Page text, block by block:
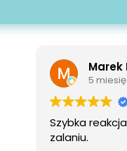
Marek
5 miesięcy
Szybka reakcja i
zalaniu.